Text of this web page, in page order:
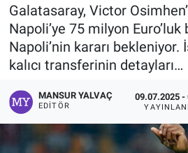
Galatasaray, Victor
Napoli’ye 75 milyon
Napoli’nin kararı bekleniyor.
kalıcı transferinin detayları…
MANSUR YALVAÇ
EDITÖR
09.07.2025 -